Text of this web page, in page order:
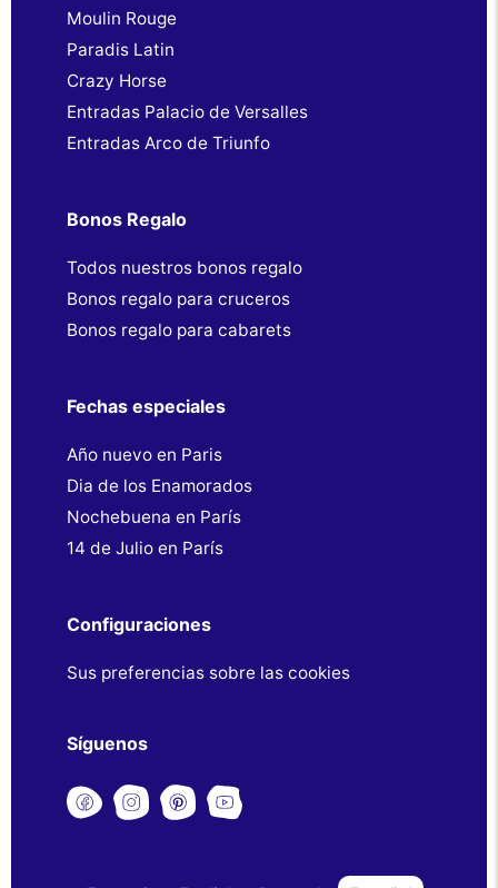
Moulin Rouge
Paradis Latin
Crazy Horse
Entradas Palacio de Versalles
Entradas Arco de Triunfo
Bonos Regalo
Todos nuestros bonos regalo
Bonos regalo para cruceros
Bonos regalo para cabarets
Fechas especiales
Año nuevo en Paris
Dia de los Enamorados
Nochebuena en París
14 de Julio en París
Configuraciones
Sus preferencias sobre las cookies
Síguenos